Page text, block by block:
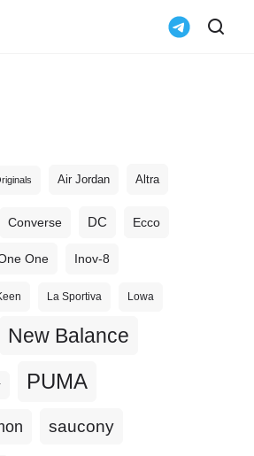
Air Jordan Altra
Converse DC Ecco
One Inov-8
La Sportiva Lowa
New Balance
PUMA
saucony